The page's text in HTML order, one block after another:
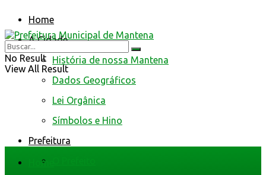
Home
A Cidade
História de nossa Mantena
Dados Geográficos
Lei Orgânica
Símbolos e Hino
Prefeitura
No Result
View All Result
Home